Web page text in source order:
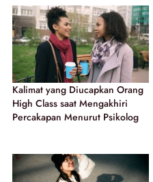
Kalimat yang Diucapkan Orang
High Class saat Mengakhiri
Percakapan Menurut Psikolog